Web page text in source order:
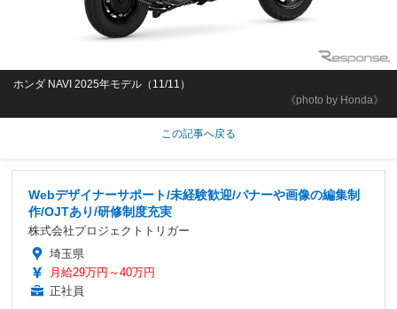
《photo by Honda》
ホンダ NAVI 2025年モデル（11/11）
この記事へ戻る
Webデザイナーサポート/未経験歓迎/バナーや画像の編集制
作/OJTあり/研修制度充実
株式会社プロジェクトトリガー
埼玉県
月給29万円～40万円
正社員